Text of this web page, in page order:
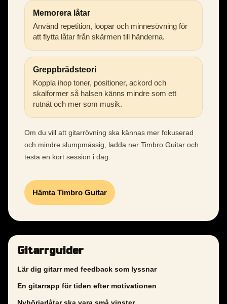
Memorera låtar
Använd repetition, loopar och minnesövning för
att flytta låtar från skärmen till händerna.
Greppbrädsteori
Koppla ihop toner, positioner, ackord och
skalformer så halsen känns mindre som ett
rutnät och mer som musik.
Om du vill att gitarrövning ska kännas mer fokuserad
och mindre slumpmässig, ladda ner Timbro Guitar och
testa en kort session i dag.
Hämta Timbro Guitar
Gitarrguider
Lär dig gitarr med feedback som lyssnar
En gitarrapp för tiden efter motivationen